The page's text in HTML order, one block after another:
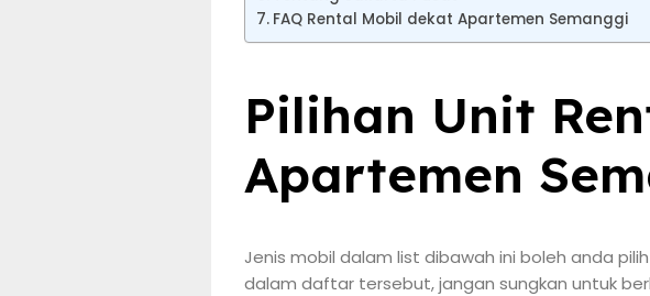
FAQ Rental Mobil dekat Apartemen Semanggi
Pilihan Unit
Apartemen
Jenis mobil dalam list dibawah ini boleh anda
dalam daftar tersebut, jangan sungkan untuk